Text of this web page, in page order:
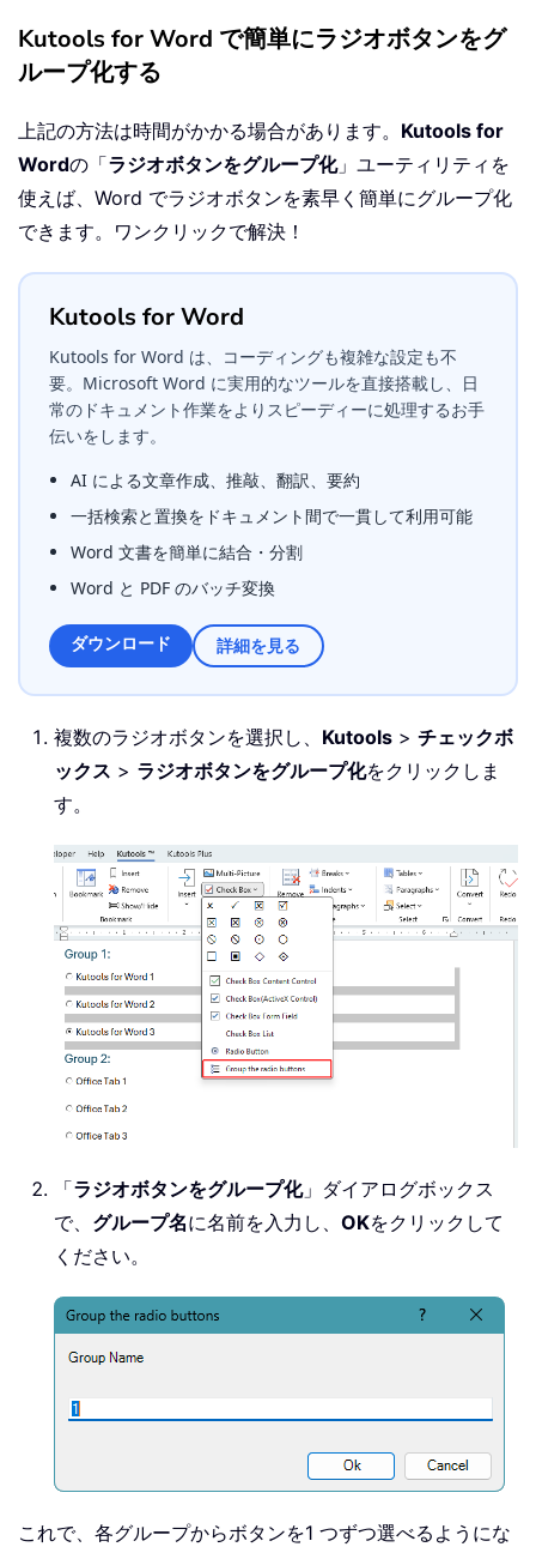
Kutools for Word で簡単にラジオボタンをグ
ループ化する
上記の方法は時間がかかる場合があります。 Kutools for
Wordの「ラジオボタンをグループ化」ユーティリティを
使えば、Word でラジオボタンを素早く簡単にグループ化
できます。ワンクリックで解決！
Kutools for Word
Kutools for Word は、コーディングも複雑な設定も不
要。Microsoft Word に実用的なツールを直接搭載し、日
常のドキュメント作業をよりスピーディーに処理するお手
伝いをします。
AI による文章作成、推敲、翻訳、要約
一括検索と置換をドキュメント間で一貫して利用可能
Word 文書を簡単に結合・分割
Word と PDF のバッチ変換
ダウンロード 詳細を見る
複数のラジオボタンを選択し、 Kutools > チェックボ
ックス > ラジオボタンをグループ化をクリックしま
す。
「ラジオボタンをグループ化」ダイアログボックス
で、 グループ名に名前を入力し、 OKをクリックして
ください。
これで、各グループからボタンを1 つずつ選べるようにな